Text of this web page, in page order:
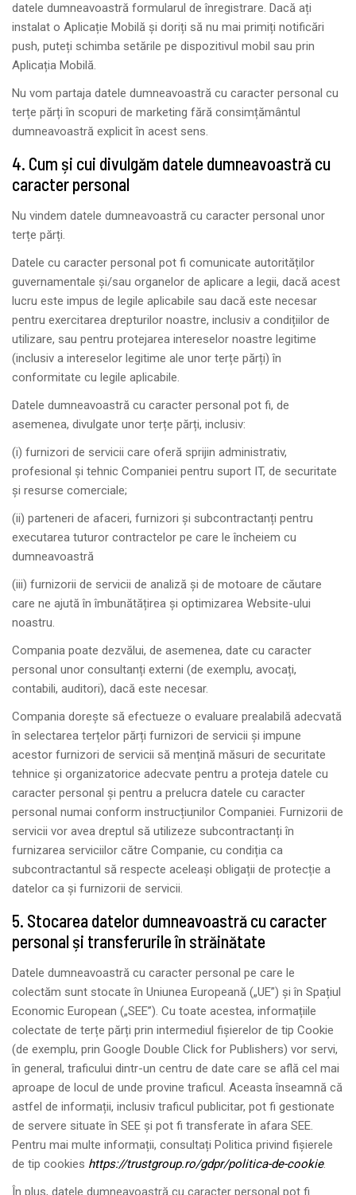
datele dumneavoastră formularul de înregistrare. Dacă ați
instalat o Aplicație Mobilă și doriți să nu mai primiți notificări
push, puteți schimba setările pe dispozitivul mobil sau prin
Aplicația Mobilă.
Nu vom partaja datele dumneavoastră cu caracter personal cu
terțe părți în scopuri de marketing fără consimțământul
dumneavoastră explicit în acest sens.
4. Cum și cui divulgăm datele dumneavoastră cu
caracter personal
Nu vindem datele dumneavoastră cu caracter personal unor
terțe părți.
Datele cu caracter personal pot fi comunicate autorităților
guvernamentale și/sau organelor de aplicare a legii, dacă acest
lucru este impus de legile aplicabile sau dacă este necesar
pentru exercitarea drepturilor noastre, inclusiv a condițiilor de
utilizare, sau pentru protejarea intereselor noastre legitime
(inclusiv a intereselor legitime ale unor terțe părți) în
conformitate cu legile aplicabile.
Datele dumneavoastră cu caracter personal pot fi, de
asemenea, divulgate unor terțe părți, inclusiv:
(i) furnizori de servicii care oferă sprijin administrativ,
profesional și tehnic Companiei pentru suport IT, de securitate
și resurse comerciale;
(ii) parteneri de afaceri, furnizori și subcontractanți pentru
executarea tuturor contractelor pe care le încheiem cu
dumneavoastră
(iii) furnizorii de servicii de analiză și de motoare de căutare
care ne ajută în îmbunătățirea și optimizarea Website-ului
noastru.
Compania poate dezvălui, de asemenea, date cu caracter
personal unor consultanți externi (de exemplu, avocați,
contabili, auditori), dacă este necesar.
Compania dorește să efectueze o evaluare prealabilă adecvată
în selectarea terțelor părți furnizori de servicii și impune
acestor furnizori de servicii să mențină măsuri de securitate
tehnice și organizatorice adecvate pentru a proteja datele cu
caracter personal și pentru a prelucra datele cu caracter
personal numai conform instrucțiunilor Companiei. Furnizorii de
servicii vor avea dreptul să utilizeze subcontractanți în
furnizarea serviciilor către Companie, cu condiția ca
subcontractantul să respecte aceleași obligații de protecție a
datelor ca și furnizorii de servicii.
5. Stocarea datelor dumneavoastră cu caracter
personal și transferurile în străinătate
Datele dumneavoastră cu caracter personal pe care le
colectăm sunt stocate în Uniunea Europeană („UE”) și în Spațiul
Economic European („SEE”). Cu toate acestea, informațiile
colectate de terțe părți prin intermediul fișierelor de tip Cookie
(de exemplu, prin Google Double Click for Publishers) vor servi,
în general, traficului dintr-un centru de date care se află cel mai
aproape de locul de unde provine traficul. Aceasta înseamnă că
astfel de informații, inclusiv traficul publicitar, pot fi gestionate
de servere situate în SEE și pot fi transferate în afara SEE.
Pentru mai multe informații, consultați Politica privind fișierele
de tip cookies https://trustgroup.ro/gdpr/politica-de-cookie.
În plus, datele dumneavoastră cu caracter personal pot fi